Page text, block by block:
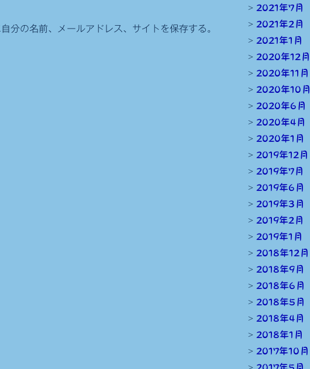
分の名前、メールアドレス、サイトを保存する。
2021年7月
2021年2月
2021年1月
2020年12月
2020年11月
2020年10月
2020年6月
2020年4月
2020年1月
2019年12月
2019年7月
2019年6月
2019年3月
2019年2月
2019年1月
2018年12月
2018年9月
2018年6月
2018年5月
2018年4月
2018年1月
2017年10月